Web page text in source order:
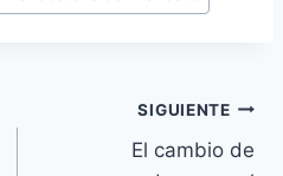
SIGUIENTE
El cambio de